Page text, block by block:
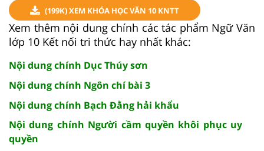
(199K) XEM KHÓA HỌC VĂN 10 KNTT
Xem thêm nội dung chính các tác phẩm Ngữ Văn
lớp 10 Kết nối tri thức hay nhất khác:
Nội dung chính Dục Thúy sơn
Nội dung chính Ngôn chí bài 3
Nội dung chính Bạch Đằng hải khẩu
Nội dung chính Người cầm quyền khôi phục uy
quyền